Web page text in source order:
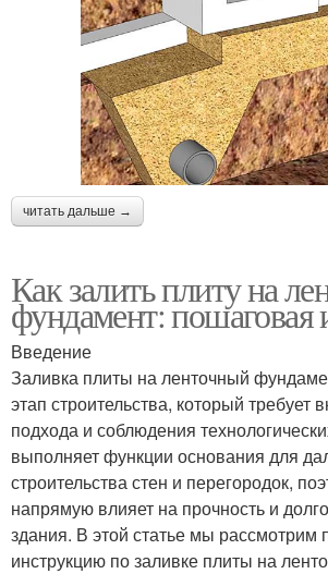
читать дальше →
Как залить плиту на
фундамент: пошаговая
Введение
Заливка плиты на ленточный
этап строительства, который требует
подхода и соблюдения
выполняет функции основания для
строительства стен и перегородок,
напрямую влияет на прочность и
здания. В этой статье мы рассмотрим
инструкцию по заливке плиты на